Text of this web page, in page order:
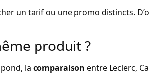
un tarif ou une promo distincts.
produit ?
la comparaison entre Leclerc,